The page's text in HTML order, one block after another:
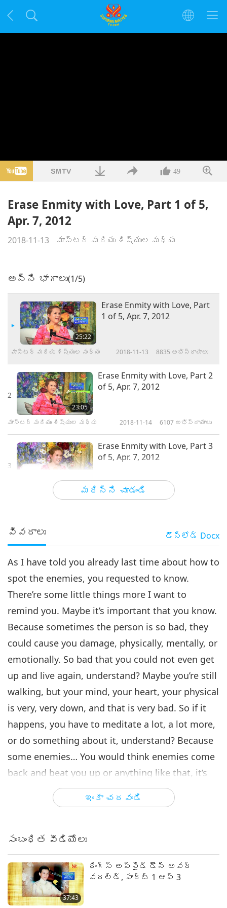
49
Erase Enmity with Love, Part 1 of 5,
Apr. 7, 2012
2018-11-13 మాస్టర్ మరియు శిష్యుల మధ్య
మరిన్ని చూడండి
అన్ని భాగాలు(1/5)
25:22
Erase Enmity with Love, Part
1 of 5, Apr. 7, 2012
మాస్టర్ మరియు శిష్యుల మధ్య 2018-11-13 8835 అభిప్రాయాలు
2
23:05
Erase Enmity with Love, Part 2
of 5, Apr. 7, 2012
మాస్టర్ మరియు శిష్యుల మధ్య 2018-11-14 6107 అభిప్రాయాలు
3
Erase Enmity with Love, Part 3
of 5, Apr. 7, 2012
మాస్టర్ మరియు శిష్యుల మధ్య 2018-11-15 5790అభిప్రాయాలు
4
23:52
మాస్టర్ మరియు శిష్యుల మధ్య 2018-11-16 6679అభిప్రాయాలు
28:46
Erase Enmity with Love, Part 5
of 5, Apr. 7, 2012
అభిప్రాయాలు
వివరాలు డౌన్లోడ్ Docx
ఇంకా చదవండి
As I have told you already last time about how to
spot the enemies, you requested to know.
There’re some little things more I want to
remind you. Maybe it’s important that you know.
Because sometimes the person is so bad, they
could cause you damage, physically, mentally, or
emotionally. So bad that you could not even get
up and live again, understand? Maybe you’re still
walking, but your mind, your heart, your physical
is very, very down, and that is very bad. So if it
happens, you have to meditate a lot, a lot more,
or do something about it, understand? Because
some enemies… You would think enemies come
back and beat you up or anything like that, it’s
not necessary…
Because in the former lives, we have been
have been a misunderstanding. It could have
been the war that separated brothers and sisters
in the same nation, and the same religion, same
family, same ideal even. Because humans in this
సంబంధిత వీడియోలు
37:43
థింగ్స్ అప్సైడ్ డౌన్ అవర్
వరల్డ్, పార్ట్ 1 ఆఫ్ 3